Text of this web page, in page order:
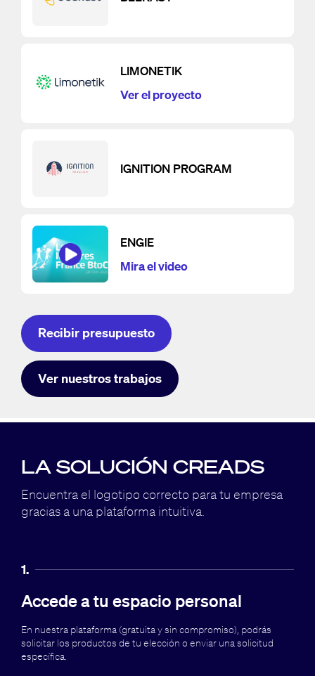
LIMONETIK
Ver el proyecto
IGNITION PROGRAM
ENGIE
Mira el video
Recibir presupuesto
Ver nuestros trabajos
LA SOLUCIÓN CREADS
Encuentra el logotipo correcto para tu empresa
gracias a una plataforma intuitiva.
1.
Accede a tu espacio personal
En nuestra plataforma (gratuita y sin compromiso), podrás
solicitar los productos de tu elección o enviar una solicitud
específica.